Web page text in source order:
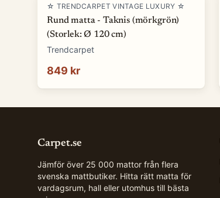
☆ TRENDCARPET VINTAGE LUXURY ☆
Rund matta - Taknis (mörkgrön)
(Storlek: Ø 120 cm)
Trendcarpet
849 kr
Carpet.se
Jämför över 25 000 mattor från flera
svenska mattbutiker. Hitta rätt matta för
vardagsrum, hall eller utomhus till bästa